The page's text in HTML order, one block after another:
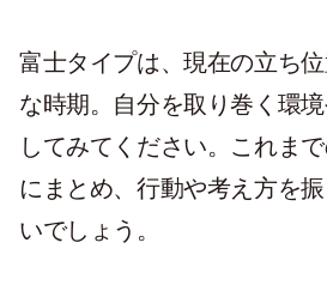
富士タイプは、現在の立ち
な時期。自分を取り巻く環
してみてください。これま
にまとめ、行動や考え方を
いでしょう。